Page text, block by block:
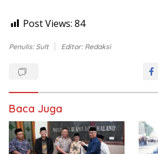
Post Views: 84
Penulis: Sult Editor: Redaksi
Baca Juga